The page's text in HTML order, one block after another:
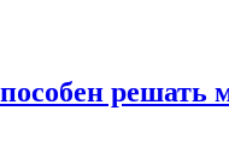
решать